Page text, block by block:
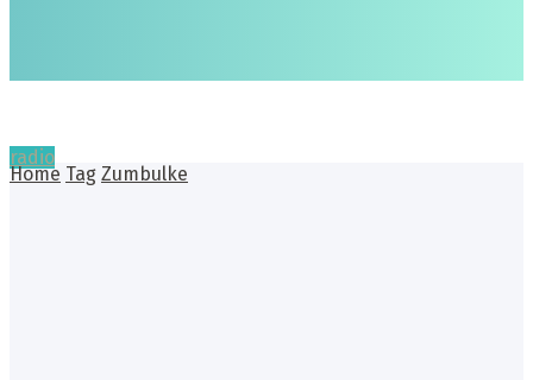
radio
Home Tag Zumbulke